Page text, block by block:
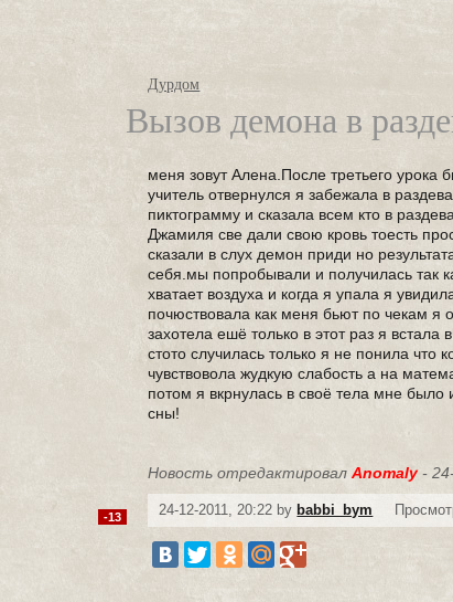
Дурдом
Вызов демона в
меня зовут Алена.После третьего
учитель отвернулся я забежала в
пиктограмму и сказала всем кто в
Джамиля све дали свою кровь тоесть
сказали в слух демон приди но
себя.мы попробывали и получилась так
хватает воздуха и когда я упала я
почюствовала как меня бьют по чекам я
захотела ешё только в этот раз я
стото случилась только я не понила что
чувствовола жудкую слабость а на
потом я вкрнулась в своё тела мне
сны!
Новость отредактировалAnomaly-
24-12-2011, 20:22 by babbi_bym
-13